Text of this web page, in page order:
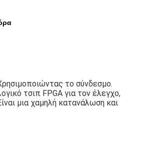
το σύνδεσμο.
τσιπ FPGA για τον έλεγχο,
μια χαμηλή κατανάλωση και